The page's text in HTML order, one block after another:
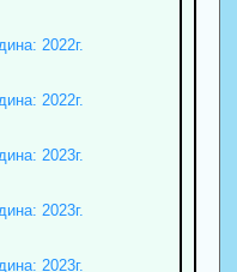
2022г.
2022г.
2023г.
2023г.
2023г.